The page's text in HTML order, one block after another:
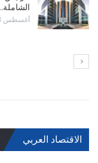
الاقتصاد العربي